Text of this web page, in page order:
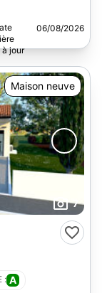
06/08/2026
Maison neuve
7
: A